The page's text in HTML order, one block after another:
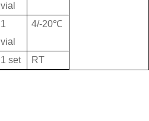
vial
1
vial
4/-20℃
1 set
RT